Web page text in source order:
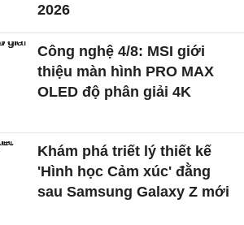
2026
Công nghệ 4/8: MSI giới
thiệu màn hình PRO MAX
OLED độ phân giải 4K
Khám phá triết lý thiết kế
'Hình học Cảm xúc' đằng
sau Samsung Galaxy Z mới